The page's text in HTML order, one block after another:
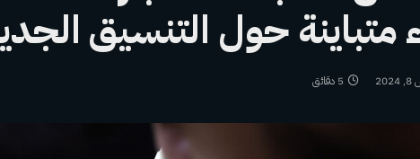
متباينة حول التنسيق
5 دقائق